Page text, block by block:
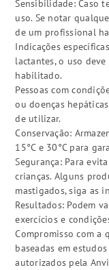
Sensibilidade: Caso
uso. Se notar
de um profissional
Indicações
lactantes, o uso
habilitado.
Pessoas com
ou doenças
de utilizar.
Conservação:
15°C e 30°C para
Segurança: Para
crianças. Alguns
mastigados, siga as
Resultados: Podem
exercícios e
Compromisso com a
baseadas em
autorizados pela